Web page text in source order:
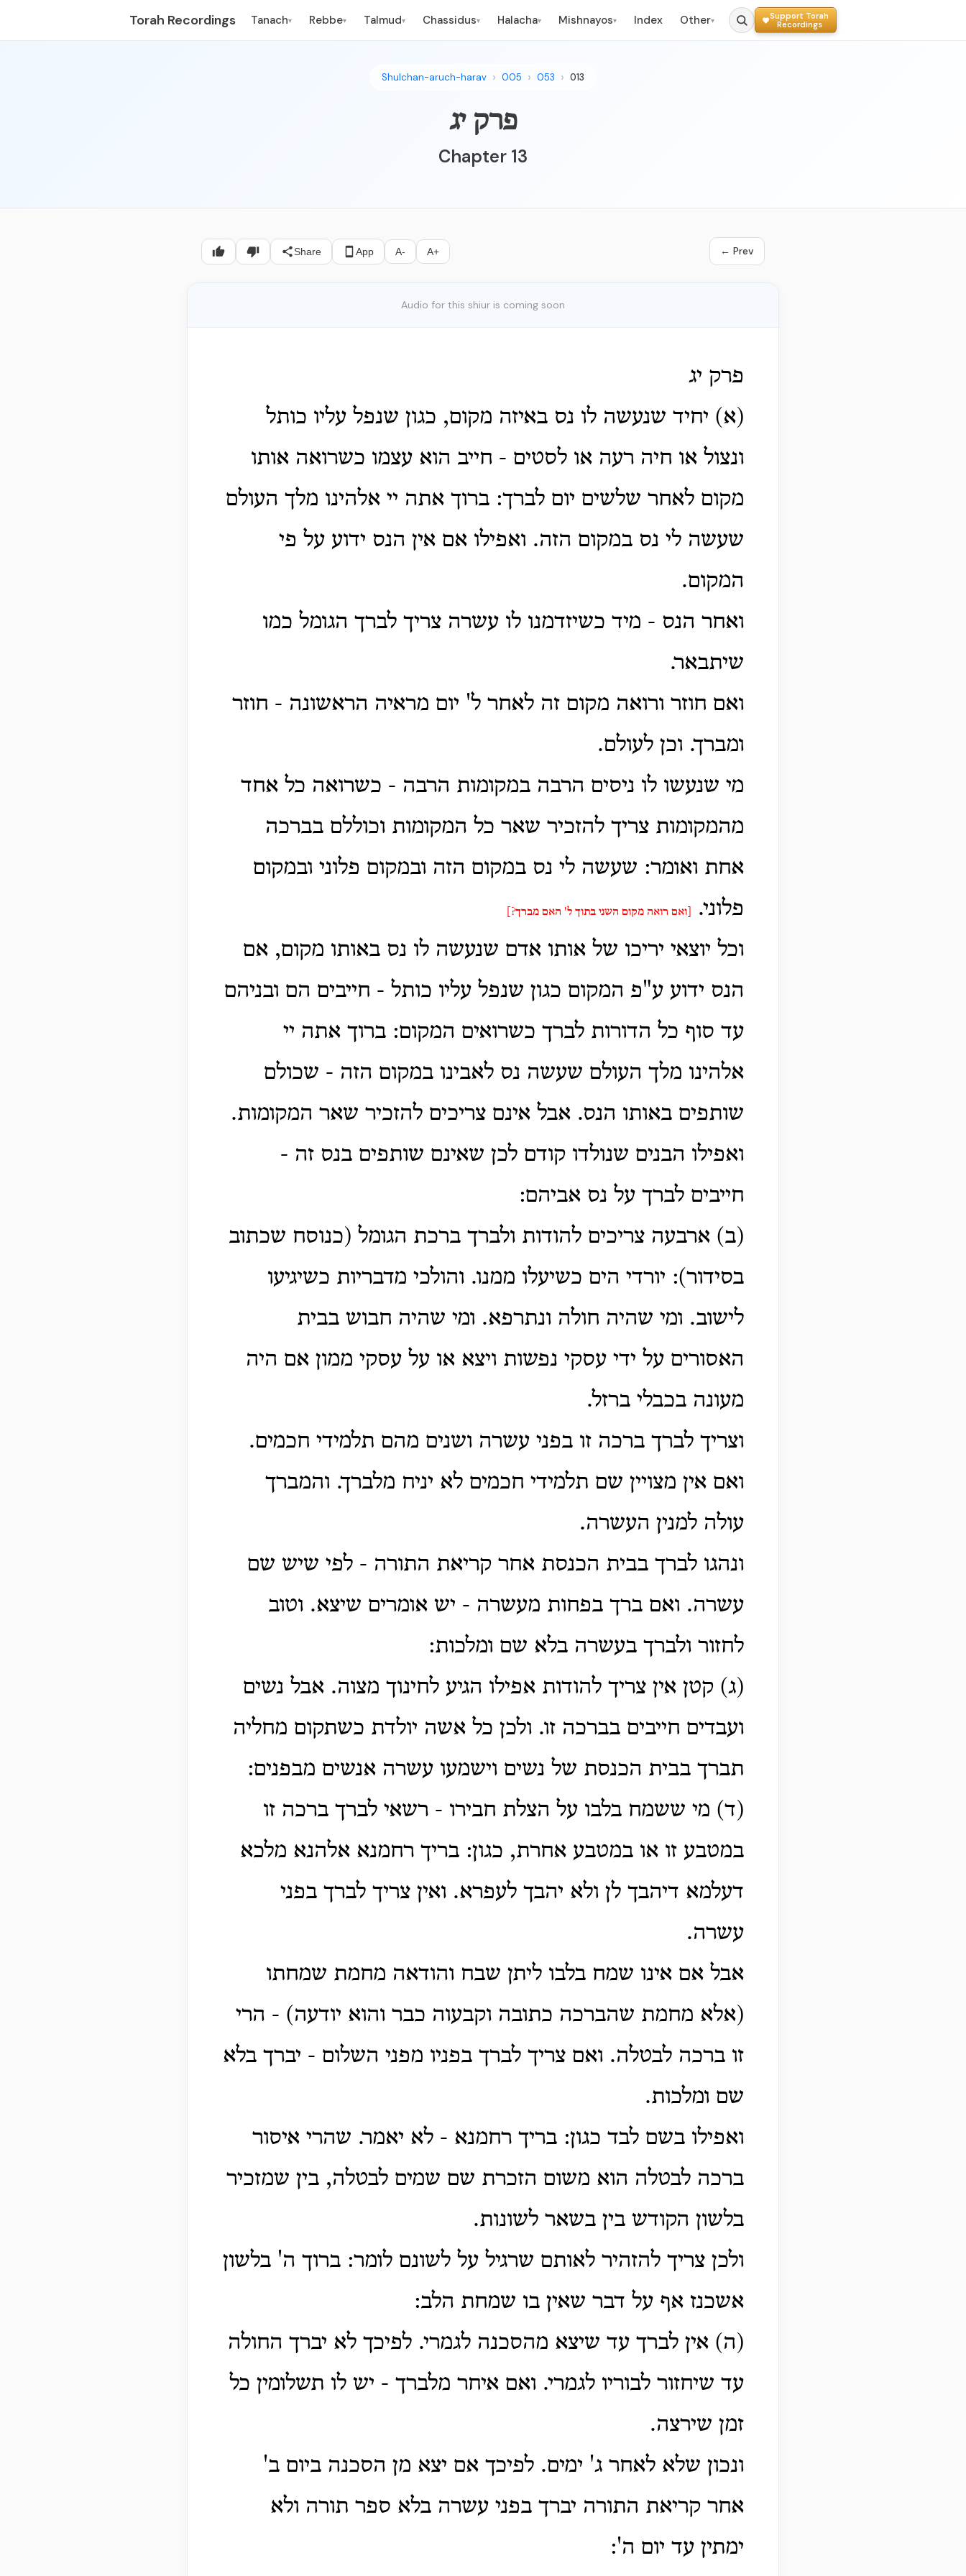
Torah Recordings Tanach▾ Rebbe▾ Talmud▾ Chassidus▾ Halacha▾ Mishnayos▾ Index Other▾
Support Torah
Recordings
Shulchan-aruch-harav 005 053 013
פרק יג
Chapter 13
Share App A- A+ ← Prev
Audio for this shiur is coming soon
פרק יג
(א) יחיד שנעשה לו נס באיזה מקום, כגון שנפל עליו כותל
ונצול או חיה רעה או לסטים - חייב הוא עצמו כשרואה אותו
מקום לאחר שלשים יום לברך: ברוך אתה יי אלהינו מלך העולם
שעשה לי נס במקום הזה. ואפילו אם אין הנס ידוע על פי
המקום.
ואחר הנס - מיד כשיזדמנו לו עשרה צריך לברך הגומל כמו
שיתבאר.
ואם חוזר ורואה מקום זה לאחר ל' יום מראיה הראשונה - חוזר
ומברך. וכן לעולם.
מי שנעשו לו ניסים הרבה במקומות הרבה - כשרואה כל אחד
מהמקומות צריך להזכיר שאר כל המקומות וכוללם בברכה
אחת ואומר: שעשה לי נס במקום הזה ובמקום פלוני ובמקום
פלוני.
[ואם רואה מקום השני בתוך ל' האם מברך?]
וכל יוצאי יריכו של אותו אדם שנעשה לו נס באותו מקום, אם
הנס ידוע ע"פ המקום כגון שנפל עליו כותל - חייבים הם ובניהם
עד סוף כל הדורות לברך כשרואים המקום: ברוך אתה יי
אלהינו מלך העולם שעשה נס לאבינו במקום הזה - שכולם
שותפים באותו הנס. אבל אינם צריכים להזכיר שאר המקומות.
ואפילו הבנים שנולדו קודם לכן שאינם שותפים בנס זה -
חייבים לברך על נס אביהם:
(ב) ארבעה צריכים להודות ולברך ברכת הגומל (כנוסח שכתוב
בסידור): יורדי הים כשיעלו ממנו. והולכי מדבריות כשיגיעו
לישוב. ומי שהיה חולה ונתרפא. ומי שהיה חבוש בבית
האסורים על ידי עסקי נפשות ויצא או על עסקי ממון אם היה
מעונה בכבלי ברזל.
וצריך לברך ברכה זו בפני עשרה ושנים מהם תלמידי חכמים.
ואם אין מצויין שם תלמידי חכמים לא יניח מלברך. והמברך
עולה למנין העשרה.
ונהגו לברך בבית הכנסת אחר קריאת התורה - לפי שיש שם
עשרה. ואם ברך בפחות מעשרה - יש אומרים שיצא. וטוב
לחזור ולברך בעשרה בלא שם ומלכות:
(ג) קטן אין צריך להודות אפילו הגיע לחינוך מצוה. אבל נשים
ועבדים חייבים בברכה זו. ולכן כל אשה יולדת כשתקום מחליה
תברך בבית הכנסת של נשים וישמעו עשרה אנשים מבפנים:
(ד) מי ששמח בלבו על הצלת חבירו - רשאי לברך ברכה זו
במטבע זו או במטבע אחרת, כגון: בריך רחמנא אלהנא מלכא
דעלמא דיהבך לן ולא יהבך לעפרא. ואין צריך לברך בפני
עשרה.
אבל אם אינו שמח בלבו ליתן שבח והודאה מחמת שמחתו
(אלא מחמת שהברכה כתובה וקבעוה כבר והוא יודעה) - הרי
זו ברכה לבטלה. ואם צריך לברך בפניו מפני השלום - יברך בלא
שם ומלכות.
ואפילו בשם לבד כגון: בריך רחמנא - לא יאמר. שהרי איסור
ברכה לבטלה הוא משום הזכרת שם שמים לבטלה, בין שמזכיר
בלשון הקודש בין בשאר לשונות.
ולכן צריך להזהיר לאותם שרגיל על לשונם לומר: ברוך ה' בלשון
אשכנז אף על דבר שאין בו שמחת הלב:
(ה) אין לברך עד שיצא מהסכנה לגמרי. לפיכך לא יברך החולה
עד שיחזור לבוריו לגמרי. ואם איחר מלברך - יש לו תשלומין כל
זמן שירצה.
ונכון שלא לאחר ג' ימים. לפיכך אם יצא מן הסכנה ביום ב'
אחר קריאת התורה יברך בפני עשרה בלא ספר תורה ולא
ימתין עד יום ה':